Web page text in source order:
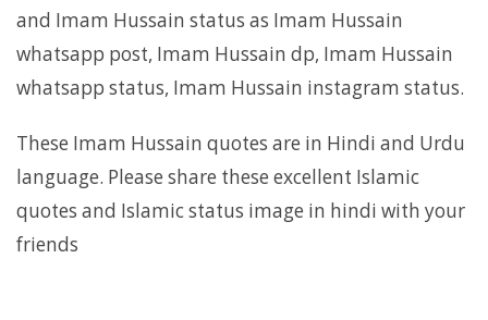
and Imam Hussain status as Imam Hussain
whatsapp post, Imam Hussain dp, Imam Hussain
whatsapp status, Imam Hussain instagram status.
These Imam Hussain quotes are in Hindi and Urdu
language. Please share these excellent Islamic
quotes and Islamic status image in hindi with your
friends